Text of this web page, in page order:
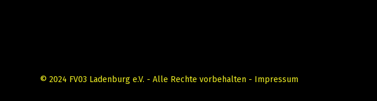
© 2024 FV03 Ladenburg e.V. - Alle Rechte vorbehalten - Impressum